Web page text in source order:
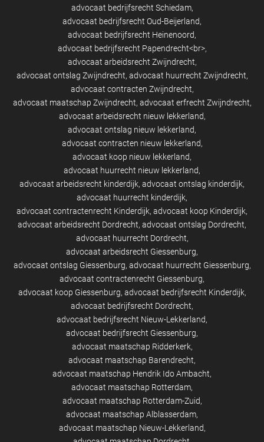
advocaat bedrijfsrecht Schiedam
advocaat bedrijfsrecht Oud-Beijerland
advocaat bedrijfsrecht Heinenoord
advocaat bedrijfsrecht Papendrecht<br>
advocaat arbeidsrecht Zwijndrecht
advocaat ontslag Zwijndrecht advocaat huurrecht Zwijndrecht
advocaat contracten Zwijndrecht
advocaat maatschap Zwijndrecht advocaat erfrecht Zwijndrecht
advocaat arbeidsrecht nieuw lekkerland
advocaat ontslag nieuw lekkerland
advocaat contracten nieuw lekkerland
advocaat koop nieuw lekkerland
advocaat huurrecht nieuw lekkerland
advocaat arbeidsrecht kinderdijk advocaat ontslag kinderdijk
advocaat huurrecht kinderdijk
advocaat contractenrecht Kinderdijk advocaat koop Kinderdijk
advocaat arbeidsrecht Dordrecht advocaat ontslag Dordrecht
advocaat huurrecht Dordrecht
advocaat arbeidsrecht Giessenburg
advocaat ontslag Giessenburg advocaat huurrecht Giessenburg
advocaat contractenrecht Giessenburg
advocaat koop Giessenburg advocaat bedrijfsrecht Kinderdijk
advocaat bedrijfsrecht Dordrecht
advocaat bedrijfsrecht Nieuw-Lekkerland
advocaat bedrijfsrecht Giessenburg
advocaat maatschap Ridderkerk
advocaat maatschap Barendrecht
advocaat maatschap Hendrik Ido Ambacht
advocaat maatschap Rotterdam
advocaat maatschap Rotterdam-Zuid
advocaat maatschap Alblasserdam
advocaat maatschap Nieuw-Lekkerland